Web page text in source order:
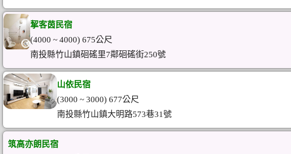
挈客茵民宿
(4000 ~ 4000) 675公尺
南投縣竹山鎮硘磘里7鄰硘磘街250號
山依民宿
(3000 ~ 3000) 677公尺
南投縣竹山鎮大明路573巷31號
筑高亦朗民宿